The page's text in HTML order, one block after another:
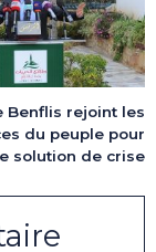
Benflis rejoint les
du peuple pour
solution de crise